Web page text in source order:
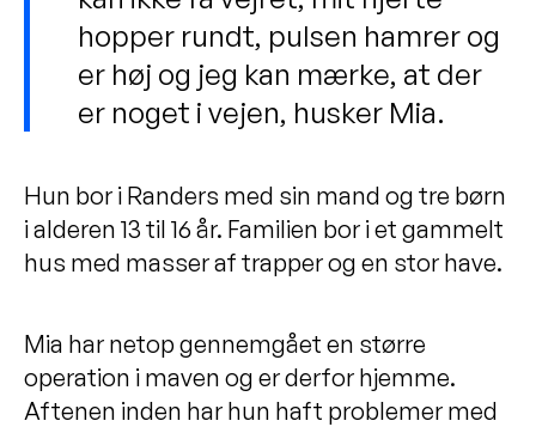
hopper rundt, pulsen hamrer og
er høj og jeg kan mærke, at der
er noget i vejen, husker Mia.
Hun bor i Randers med sin mand og tre børn
i alderen 13 til 16 år. Familien bor i et gammelt
hus med masser af trapper og en stor have.
Mia har netop gennemgået en større
operation i maven og er derfor hjemme.
Aftenen inden har hun haft problemer med